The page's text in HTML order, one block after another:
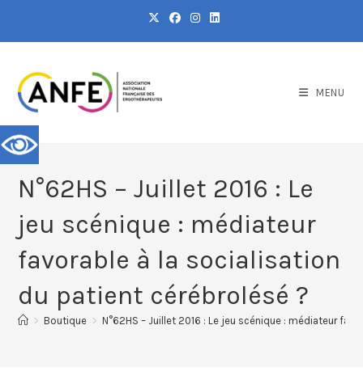
MENU
N°62HS – Juillet 2016 : Le
jeu scénique : médiateur
favorable à la socialisation
du patient cérébrolésé ?
> Boutique > N°62HS – Juillet 2016 : Le jeu scénique : médiateur